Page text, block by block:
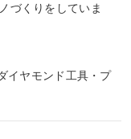
づくりをしていま
イヤモンド工具・プ